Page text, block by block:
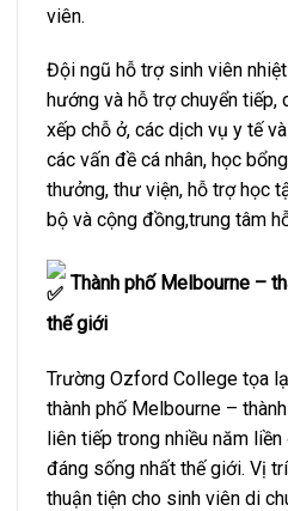
viên.
Đội ngũ hỗ trợ sinh viên
hướng và hỗ trợ chuyển
xếp chỗ ở, các dịch vụ y tế
các vấn đề cá nhân, học
thưởng, thư viện, hỗ trợ học
bộ và cộng đồng,trung tâm
Thành phố Melbourne –
thế giới
Trường Ozford College tọa
thành phố Melbourne –
liên tiếp trong nhiều năm
đáng sống nhất thế giới. Vị
thuận tiện cho sinh viên di